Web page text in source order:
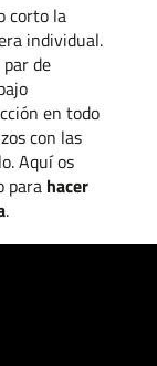
corto la
individual.
de
en todo
con las
Aquí os
para hacer
.